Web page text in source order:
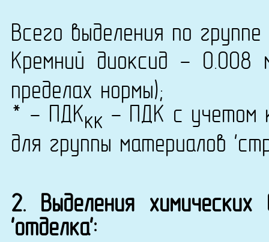
Всего выделения по
Кремний диоксид - 0.008
пределах нормы);
* - ПДКкк - ПДК с учетом
для группы материалов
2. Выделения
'отделка':